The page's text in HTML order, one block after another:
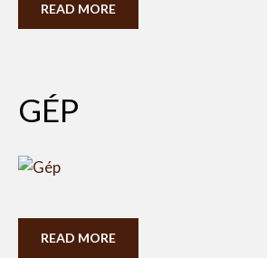
READ MORE
GÉP
READ MORE